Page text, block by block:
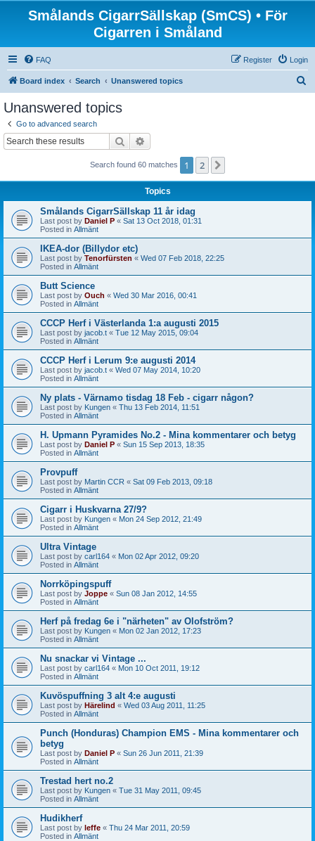
Smålands CigarrSällskap (SmCS) • För
Cigarren i Småland
FAQ Login
Register
Board index Search Unanswered topics
Unanswered topics
Go to advanced search
Search
Search found 60 matches 1 2
Topics
Smålands CigarrSällskap 11 år idag
Last post by Daniel P « Sat 13 Oct 2018, 01:31
Posted in Allmänt
IKEA-dor (Billydor etc)
Last post by Tenorfürsten « Wed 07 Feb 2018, 22:25
Posted in Allmänt
Butt Science
Last post by Ouch « Wed 30 Mar 2016, 00:41
Posted in Allmänt
CCCP Herf i Västerlanda 1:a augusti 2015
Last post by jacob.t « Tue 12 May 2015, 09:04
Posted in Allmänt
CCCP Herf i Lerum 9:e augusti 2014
Last post by jacob.t « Wed 07 May 2014, 10:20
Posted in Allmänt
Ny plats - Värnamo tisdag 18 Feb - cigarr någon?
Last post by Kungen « Thu 13 Feb 2014, 11:51
Posted in Allmänt
H. Upmann Pyramides No.2 - Mina kommentarer och betyg
Last post by Daniel P « Sun 15 Sep 2013, 18:35
Posted in Allmänt
Provpuff
Last post by Martin CCR « Sat 09 Feb 2013, 09:18
Posted in Allmänt
Cigarr i Huskvarna 27/9?
Last post by Kungen « Mon 24 Sep 2012, 21:49
Posted in Allmänt
Ultra Vintage
Last post by carl164 « Mon 02 Apr 2012, 09:20
Posted in Allmänt
Norrköpingspuff
Last post by Joppe « Sun 08 Jan 2012, 14:55
Posted in Allmänt
Herf på fredag 6e i "närheten" av Olofström?
Last post by Kungen « Mon 02 Jan 2012, 17:23
Posted in Allmänt
Nu snackar vi Vintage ...
Last post by carl164 « Mon 10 Oct 2011, 19:12
Posted in Allmänt
Kuvöspuffning 3 alt 4:e augusti
Last post by Härelind « Wed 03 Aug 2011, 11:25
Posted in Allmänt
Punch (Honduras) Champion EMS - Mina kommentarer och
betyg
Last post by Daniel P « Sun 26 Jun 2011, 21:39
Posted in Allmänt
Trestad hert no.2
Last post by Kungen « Tue 31 May 2011, 09:45
Posted in Allmänt
Hudikherf
Last post by leffe « Thu 24 Mar 2011, 20:59
Posted in Allmänt